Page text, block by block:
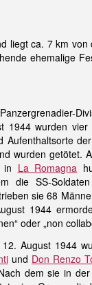
liegt ca. 7 km von
ehemalige
1944 wurden
Aufenthaltsorte
wurden getötet.
La Romagna
die SS-
sie 68
1944
oder „non
August 1944
und Don Renzo
dem sie in